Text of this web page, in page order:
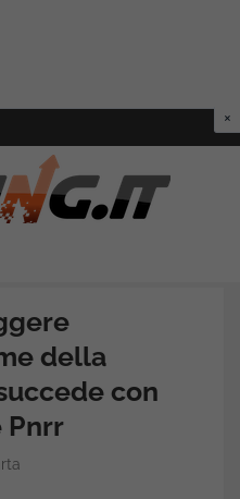
della
con
Pnrr